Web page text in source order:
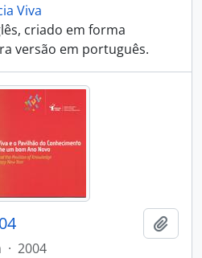
Viva
criado em forma
versão em português.
· 2004